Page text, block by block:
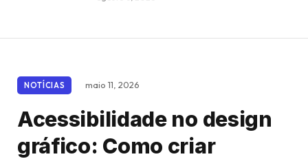
NOTÍCIAS maio 11, 2026
Acessibilidade no design
gráfico: Como criar